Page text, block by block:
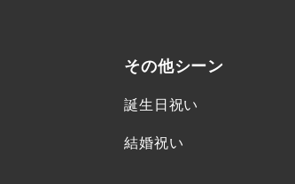
その他シーン
誕生日祝い
結婚祝い